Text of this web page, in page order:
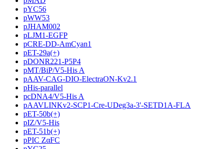
pYC56
pWW53
pJHAM002
pLJM1-EGFP
pCRE-DD-AmCyan1
pET-29a(+)
pDONR221-P5P4
pMT/BiP/V5-His A
pAAV-CAG-DIO-ElectraON-Kv2.1
pHis-parallel
pcDNA4/V5-His A
pAAVLINKv2-SCP1-Cre-UDeg3a-3'-SETD1A-FLA
pET-50b(+)
pIZ/V5-His
pET-51b(+)
pPIC ZαFC